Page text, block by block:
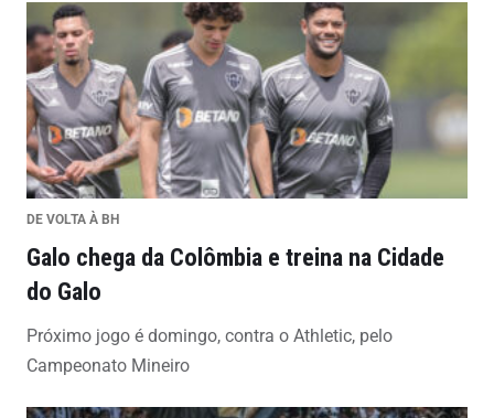
DE VOLTA À BH
Galo chega da Colômbia e treina na Cidade
do Galo
Próximo jogo é domingo, contra o Athletic, pelo
Campeonato Mineiro